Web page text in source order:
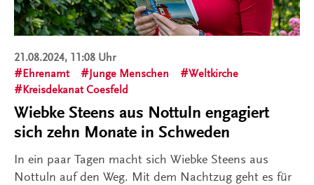
21.08.2024, 11:08 Uhr
Ehrenamt
Junge Menschen
Weltkirche
Kreisdekanat Coesfeld
Wiebke Steens aus Nottuln engagiert
sich zehn Monate in Schweden
In ein paar Tagen macht sich Wiebke Steens aus
Nottuln auf den Weg. Mit dem Nachtzug geht es für